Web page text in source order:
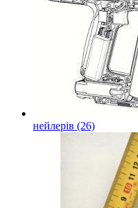
нейлерів (26)